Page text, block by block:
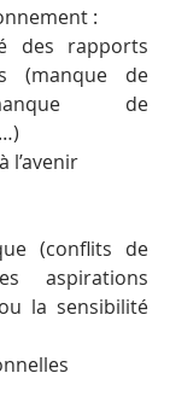
:
des rapports
(manque de
de
l’avenir
(conflits de
aspirations
la sensibilité